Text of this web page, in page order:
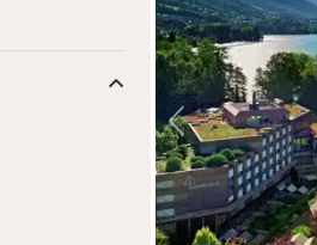
Vorige foto